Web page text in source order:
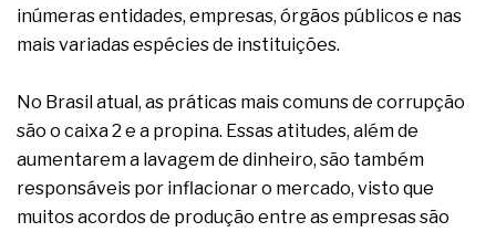
inúmeras entidades, empresas, órgãos públicos e nas
mais variadas espécies de instituições.
No Brasil atual, as práticas mais comuns de corrupção
são o caixa 2 e a propina. Essas atitudes, além de
aumentarem a lavagem de dinheiro, são também
responsáveis por inflacionar o mercado, visto que
muitos acordos de produção entre as empresas são